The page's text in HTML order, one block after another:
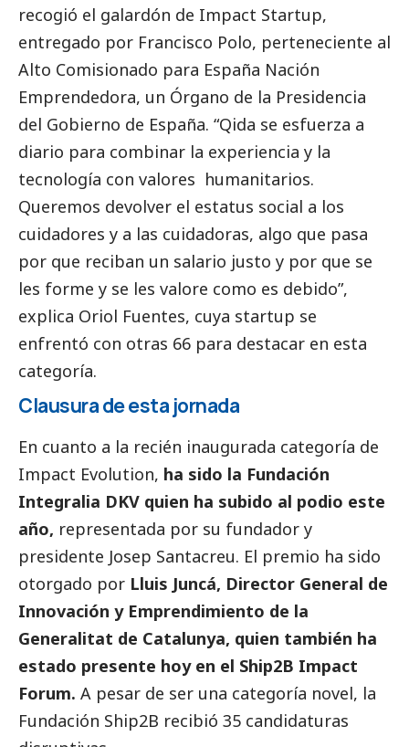
recogió el galardón de Impact Startup,
entregado por Francisco Polo, perteneciente al
Alto Comisionado para España Nación
Emprendedora, un Órgano de la Presidencia
del Gobierno de España. “Qida se esfuerza a
diario para combinar la experiencia y la
tecnología con valores humanitarios.
Queremos devolver el estatus social a los
cuidadores y a las cuidadoras, algo que pasa
por que reciban un salario justo y por que se
les forme y se les valore como es debido”,
explica Oriol Fuentes, cuya startup se
enfrentó con otras 66 para destacar en esta
categoría.
Clausura de esta jornada
En cuanto a la recién inaugurada categoría de
Impact Evolution, ha sido la Fundación
Integralia DKV quien ha subido al podio este
año, representada por su fundador y
presidente Josep Santacreu. El premio ha sido
otorgado por Lluis Juncá, Director General de
Innovación y Emprendimiento de la
Generalitat de Catalunya, quien también ha
estado presente hoy en el Ship2B Impact
Forum. A pesar de ser una categoría novel, la
Fundación Ship2B recibió 35 candidaturas